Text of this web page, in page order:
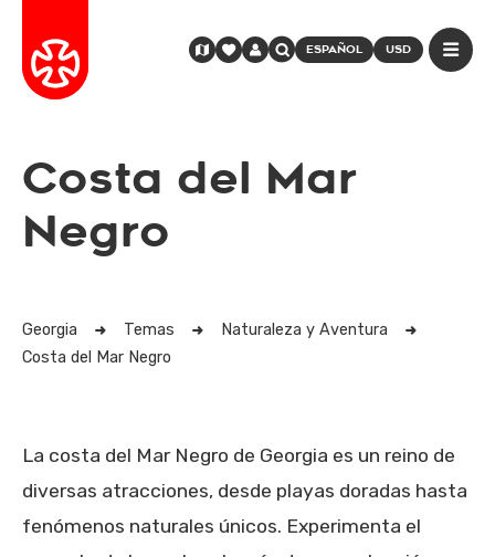
ESPAÑOL USD
Costa del Mar
Negro
Georgia Temas
Naturaleza y Aventura
Costa del Mar Negro
La costa del Mar Negro de Georgia es un reino de
diversas atracciones, desde playas doradas hasta
fenómenos naturales únicos. Experimenta el